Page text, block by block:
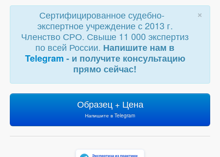
×
Сертифицированное судебно-
экспертное учреждение с 2013 г.
Членство СРО. Свыше 11 000 экспертиз
по всей России. Напишите нам в
Telegram - и получите консультацию
прямо сейчас!
Образец + Цена
Напишите в Telegram